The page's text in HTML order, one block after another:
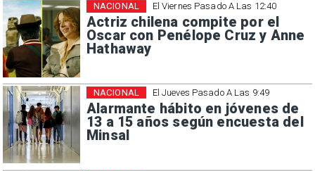
El Viernes Pasado A Las 12:40
Actriz chilena compite por el
Oscar con Penélope Cruz y Anne
Hathaway
NACIONAL
El Jueves Pasado A Las 9:49
Alarmante hábito en jóvenes de
13 a 15 años según encuesta del
Minsal
NACIONAL